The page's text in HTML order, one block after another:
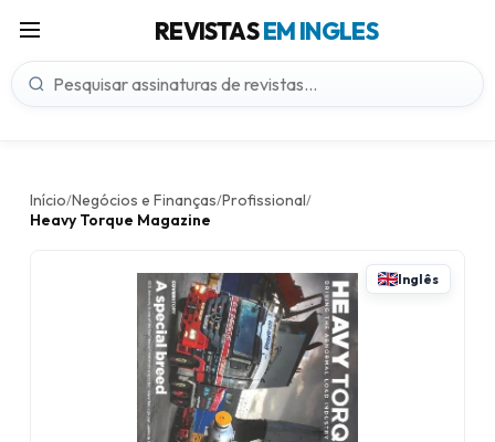
REVISTASEM INGLES
Início/Negócios e Finanças/Profissional/
Heavy Torque Magazine
Inglês